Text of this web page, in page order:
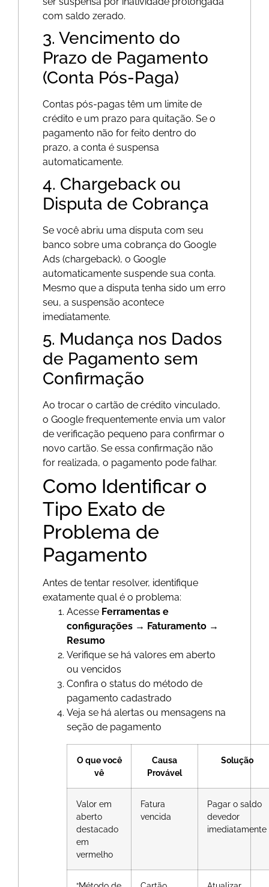
com saldo zerado.
3. Vencimento do
Prazo de Pagamento
(Conta Pós-Paga)
Contas pós-pagas têm um limite de
crédito e um prazo para quitação. Se o
pagamento não for feito dentro do
prazo, a conta é suspensa
automaticamente.
4. Chargeback ou
Disputa de Cobrança
Se você abriu uma disputa com seu
banco sobre uma cobrança do Google
Ads (chargeback), o Google
automaticamente suspende sua conta.
Mesmo que a disputa tenha sido um erro
seu, a suspensão acontece
imediatamente.
5. Mudança nos Dados
de Pagamento sem
Confirmação
Ao trocar o cartão de crédito vinculado,
o Google frequentemente envia um valor
de verificação pequeno para confirmar o
novo cartão. Se essa confirmação não
for realizada, o pagamento pode falhar.
Como Identificar o
Tipo Exato de
Problema de
Pagamento
Antes de tentar resolver, identifique
exatamente qual é o problema:
Acesse Ferramentas e
configurações → Faturamento →
Resumo
Verifique se há valores em aberto
ou vencidos
Confira o status do método de
pagamento cadastrado
Veja se há alertas ou mensagens na
seção de pagamento
O que você
vê
Causa
Provável
Solução
Valor em
aberto
destacado
em
vermelho
Fatura
vencida
Pagar o saldo
devedor
imediatamente